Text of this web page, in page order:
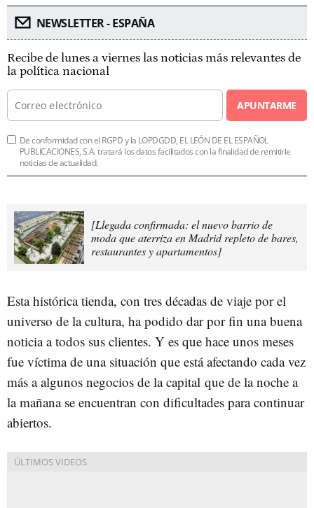
NEWSLETTER - ESPAÑA
Recibe de lunes a viernes las noticias más relevantes de
la política nacional
APUNTARME
De conformidad con el RGPD y la LOPDGDD, EL LEÓN DE EL ESPAÑOL
PUBLICACIONES, S.A. tratará los datos facilitados con la finalidad de remitirle
noticias de actualidad.
[Llegada confirmada: el nuevo barrio de
moda que aterriza en Madrid repleto de bares,
restaurantes y apartamentos]
Esta histórica tienda, con tres décadas de viaje por el
universo de la cultura, ha podido dar por fin una buena
noticia a todos sus clientes. Y es que hace unos meses
fue víctima de una situación que está afectando cada vez
más a algunos negocios de la capital que de la noche a
la mañana se encuentran con dificultades para continuar
abiertos.